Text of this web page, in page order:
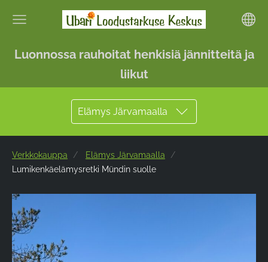
Luonnossa rauhoitat henkisiä jännitteitä ja
liikut
Elämys Järvamaalla
Verkkokauppa
Elämys Järvamaalla
Lumikenkäelämysretki Mündin suolle